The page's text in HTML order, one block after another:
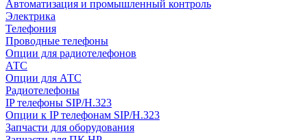
Автоматизация и промышленный контроль
Электрика
Телефония
Проводные телефоны
Опции для радиотелефонов
АТС
Опции для АТС
Радиотелефоны
IP телефоны SIP/H.323
Опции к IP телефонам SIP/H.323
Запчасти для оборудования